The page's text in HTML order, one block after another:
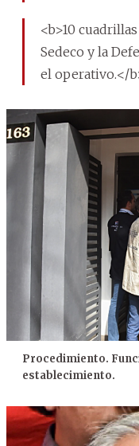
<b>10
Sedeco y la
el operativo.</
Procedimiento.
establecimiento.